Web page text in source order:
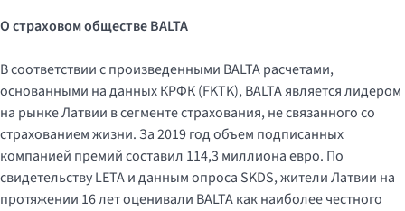
О страховом обществе BALTA
В соответствии с произведенными BALTA расчетами,
основанными на данных КРФК (FKTK), BALTA является лидером
на рынке Латвии в сегменте страхования, не связанного со
страхованием жизни. За 2019 год объем подписанных
компанией премий составил 114,3 миллиона евро. По
свидетельству LETA и данным опроса SKDS, жители Латвии на
протяжении 16 лет оценивали BALTA как наиболее честного